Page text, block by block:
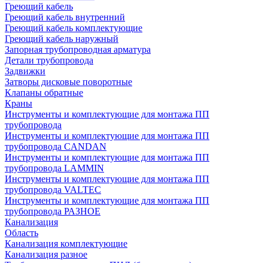
Греющий кабель
Греющий кабель внутренний
Греющий кабель комплектующие
Греющий кабель наружный
Запорная трубопроводная арматура
Детали трубопровода
Задвижки
Затворы дисковые поворотные
Клапаны обратные
Краны
Инструменты и комплектующие для монтажа ПП
трубопровода
Инструменты и комплектующие для монтажа ПП
трубопровода CANDAN
Инструменты и комплектующие для монтажа ПП
трубопровода LAMMIN
Инструменты и комплектующие для монтажа ПП
трубопровода VALTEC
Инструменты и комплектующие для монтажа ПП
трубопровода РАЗНОЕ
Канализация
Область
Канализация комплектующие
Канализация разное